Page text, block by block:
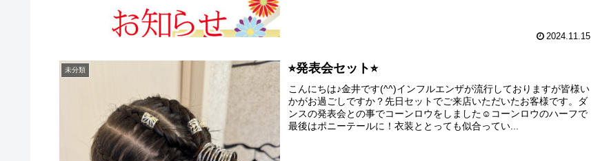
2024.11.15
未分類 ⭐︎発表会セット⭐︎
こんにちは♪金井です(^^)インフルエンザが流行しておりますが皆様い
かがお過ごしですか？先日セットでご来店いただいたお客様です。ダ
ンスの発表会との事でコーンロウをしました☺︎コーンロウのハーフで
最後はポニーテールに！衣装ととっても似合ってい...